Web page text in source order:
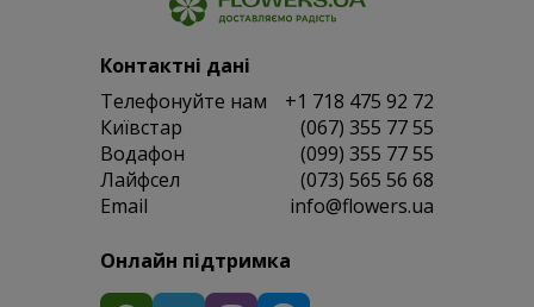
Контактні дані
Телефонуйте нам
+1 718 475 92 72
Київстар
(067) 355 77 55
Водафон
(099) 355 77 55
Лайфсел
(073) 565 56 68
Email
info@flowers.ua
Онлайн підтримка